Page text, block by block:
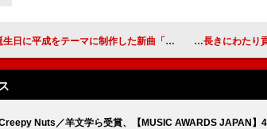
をテーマに制作した新曲「feel like」サプライズ・リリース 矢沢永吉、日本の音楽
Nuts／羊文学ら受賞、【MUSIC AWARDS JAPAN】